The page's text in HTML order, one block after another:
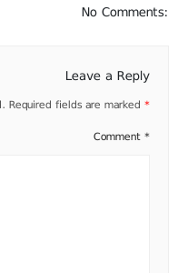
No Comments:
Leave a Reply
Required fields are marked *
Comment *